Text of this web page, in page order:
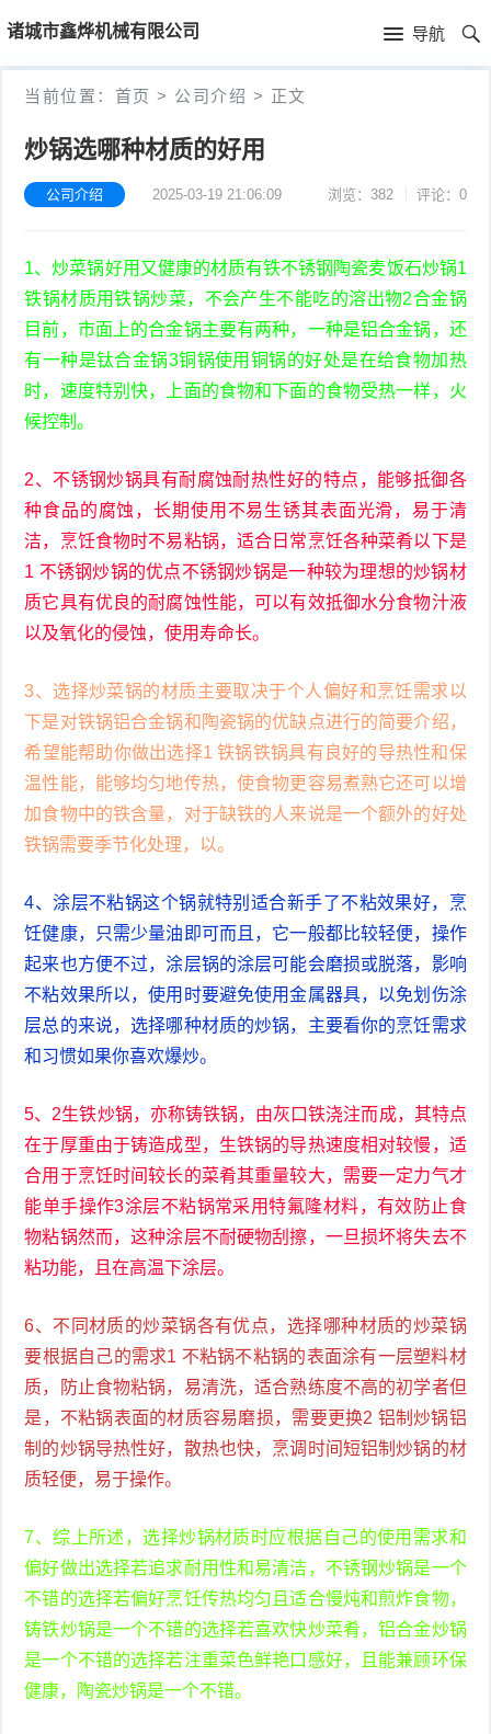
诸城市鑫烨机械有限公司 导航
首
页
首
当前位置： 首页 > 公司介绍 > 正文
炒锅选哪种材质的好用
公司介绍 2025-03-19 21:06:09 浏览：382 评论：0
1、炒菜锅好用又健康的材质有铁不锈钢陶瓷麦饭石炒锅1
铁锅材质用铁锅炒菜，不会产生不能吃的溶出物2合金锅
目前，市面上的合金锅主要有两种，一种是铝合金锅，还
有一种是钛合金锅3铜锅使用铜锅的好处是在给食物加热
时，速度特别快，上面的食物和下面的食物受热一样，火
候控制。
2、不锈钢炒锅具有耐腐蚀耐热性好的特点，能够抵御各
种食品的腐蚀，长期使用不易生锈其表面光滑，易于清
洁，烹饪食物时不易粘锅，适合日常烹饪各种菜肴以下是
1 不锈钢炒锅的优点不锈钢炒锅是一种较为理想的炒锅材
质它具有优良的耐腐蚀性能，可以有效抵御水分食物汁液
以及氧化的侵蚀，使用寿命长。
3、选择炒菜锅的材质主要取决于个人偏好和烹饪需求以
下是对铁锅铝合金锅和陶瓷锅的优缺点进行的简要介绍，
希望能帮助你做出选择1 铁锅铁锅具有良好的导热性和保
温性能，能够均匀地传热，使食物更容易煮熟它还可以增
加食物中的铁含量，对于缺铁的人来说是一个额外的好处
铁锅需要季节化处理，以。
4、涂层不粘锅这个锅就特别适合新手了不粘效果好，烹
饪健康，只需少量油即可而且，它一般都比较轻便，操作
起来也方便不过，涂层锅的涂层可能会磨损或脱落，影响
不粘效果所以，使用时要避免使用金属器具，以免划伤涂
层总的来说，选择哪种材质的炒锅，主要看你的烹饪需求
和习惯如果你喜欢爆炒。
5、2生铁炒锅，亦称铸铁锅，由灰口铁浇注而成，其特点
在于厚重由于铸造成型，生铁锅的导热速度相对较慢，适
合用于烹饪时间较长的菜肴其重量较大，需要一定力气才
能单手操作3涂层不粘锅常采用特氟隆材料，有效防止食
物粘锅然而，这种涂层不耐硬物刮擦，一旦损坏将失去不
粘功能，且在高温下涂层。
6、不同材质的炒菜锅各有优点，选择哪种材质的炒菜锅
要根据自己的需求1 不粘锅不粘锅的表面涂有一层塑料材
质，防止食物粘锅，易清洗，适合熟练度不高的初学者但
是，不粘锅表面的材质容易磨损，需要更换2 铝制炒锅铝
制的炒锅导热性好，散热也快，烹调时间短铝制炒锅的材
质轻便，易于操作。
7、综上所述，选择炒锅材质时应根据自己的使用需求和
偏好做出选择若追求耐用性和易清洁，不锈钢炒锅是一个
不错的选择若偏好烹饪传热均匀且适合慢炖和煎炸食物，
铸铁炒锅是一个不错的选择若喜欢快炒菜肴，铝合金炒锅
是一个不错的选择若注重菜色鲜艳口感好，且能兼顾环保
健康，陶瓷炒锅是一个不错。